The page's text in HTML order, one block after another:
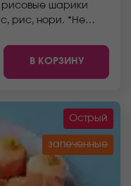
рисовые шарики
рис, нори. *Не
*Внешний вид
на сайте.В КОРЗИНУ
Острый
запеченные